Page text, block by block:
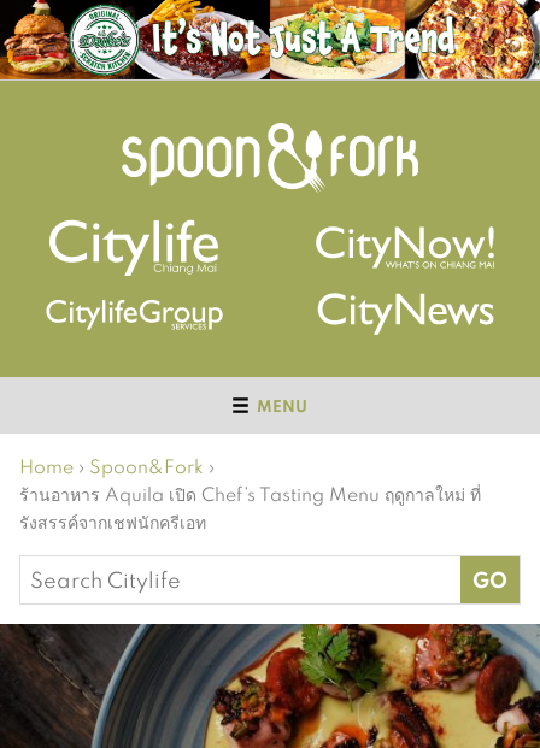
MENU
Home › Spoon&Fork ›
ร้านอาหาร Aquila เปิด Chef’s Tasting Menu ฤดูกาลใหม่ ที่
รังสรรค์จากเชฟนักครีเอท
Search
for: